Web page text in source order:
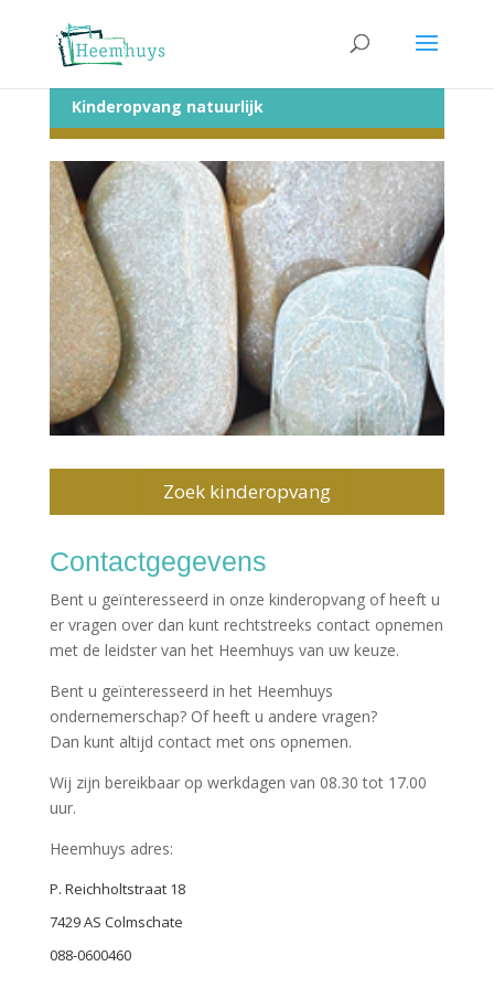
Kinderopvang natuurlijk
Zoek kinderopvang
Contactgegevens
Bent u geïnteresseerd in onze kinderopvang of heeft u
er vragen over dan kunt rechtstreeks contact opnemen
met de leidster van het Heemhuys van uw keuze.
Bent u geïnteresseerd in het Heemhuys
ondernemerschap? Of heeft u andere vragen?
Dan kunt altijd contact met ons opnemen.
Wij zijn bereikbaar op werkdagen van 08.30 tot 17.00
uur.
Heemhuys adres:
P. Reichholtstraat 18
7429 AS Colmschate
088-0600460